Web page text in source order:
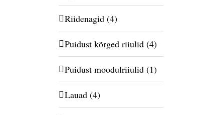
Riidenagid (4)
Puidust kõrged riiulid (4)
Puidust moodulriiulid (1)
Lauad (4)